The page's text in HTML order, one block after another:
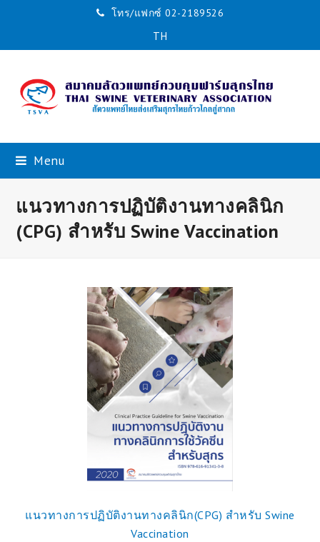
โทร/แฟกซ์ 02-2189526
TH
Menu
แนวทางการปฏิบัติงานทางคลินิก
(CPG) สำหรับ Swine Vaccination
แนวทางการปฏิบัติงานทางคลินิก(CPG) สำหรับ Swine
Vaccination